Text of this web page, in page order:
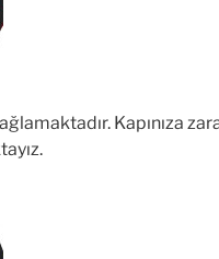
Kapınıza